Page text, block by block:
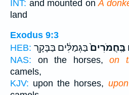
INT: and mounted onA
land
Exodus 9:3
HEB:
בַּֽחֲמֹרִים֙בַּגְּמַלִּ֔ים בַּבָּקָ֖ר
NAS: on the horses, on
camels,
KJV: upon the horses,